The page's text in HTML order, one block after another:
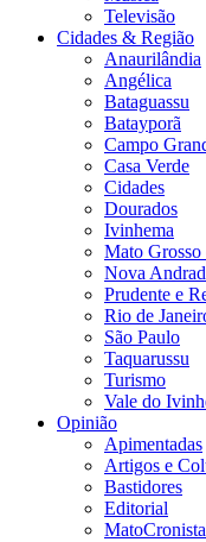
Televisão
Cidades & Região
Anaurilândia
Angélica
Bataguassu
Batayporã
Campo
Casa Verde
Cidades
Dourados
Ivinhema
Mato Grosso
Nova
Prudente e
Rio de
São Paulo
Taquarussu
Turismo
Vale do
Opinião
Apimentadas
Artigos e
Bastidores
Editorial